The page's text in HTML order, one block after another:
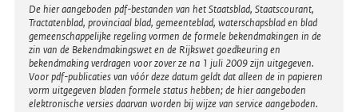
Disclaimer
De hier aangeboden pdf-bestanden van het Staatsblad, Staatscourant,
Tractatenblad, provinciaal blad, gemeenteblad, waterschapsblad en blad
gemeenschappelijke regeling vormen de formele bekendmakingen in de
zin van de Bekendmakingswet en de Rijkswet goedkeuring en
bekendmaking verdragen voor zover ze na 1 juli 2009 zijn uitgegeven.
Voor pdf-publicaties van vóór deze datum geldt dat alleen de in papieren
vorm uitgegeven bladen formele status hebben; de hier aangeboden
elektronische versies daarvan worden bij wijze van service aangeboden.